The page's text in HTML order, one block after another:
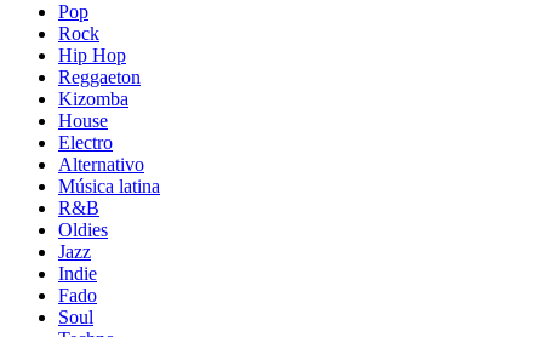
Pop
Rock
Hip Hop
Reggaeton
Kizomba
House
Electro
Alternativo
Música latina
R&B
Oldies
Jazz
Indie
Fado
Soul